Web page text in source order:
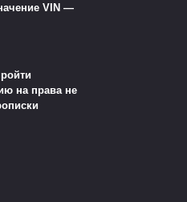
VIN —
на права не